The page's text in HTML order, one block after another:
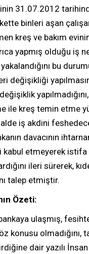
31.07.2012
binleri aşan
kreş ve bakım
yapmış olduğu iş
bu
değişikliği
ile kreş temin etme
iş akdini
davacının
etmeyerek istifa
ileri sürerek,
talep etmiştir.
Özeti:
bankaya ulaşmış,
konusu olmadığını,
dair yazılı İnsan